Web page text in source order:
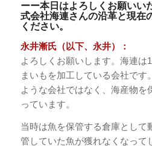
ーー本日はよろしくお願いい
式会社海連さんの沿革と現在
ください。
永井漸氏（以下、永井）：
よろしくお願いします。海連は
まいもを加工している会社です
ような会社ではなく、海産物を
っています。
当時は魚を保管する倉庫として
管していた魚が獲れなくなって